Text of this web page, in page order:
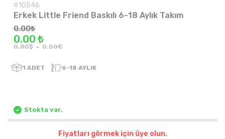
#10546
Erkek Little Friend Baskılı 6-18 Aylık Takım
0.00₺
0.00 ₺
0.00$ - 0.00€
1 ADET 6-18 AYLIK
Stokta var.
Fiyatları görmek için üye olun.